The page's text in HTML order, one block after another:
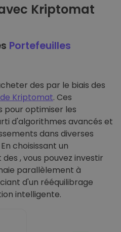
Kriptomat
Portefeuilles
des par le biais des
Kriptomat. Ces
pour optimiser les
d'algorithmes avancés et
dans diverses
choisissant un
, vous pouvez investir
parallèlement à
d'un rééquilibrage
intelligente.